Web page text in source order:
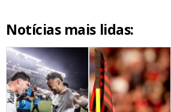
Notícias mais lidas: